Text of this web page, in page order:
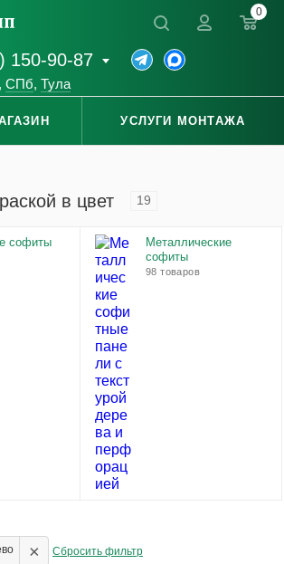
150-90-87
СПб, Тула
0
УСЛУГИ МОНТАЖА
в цвет 19
софиты
Металлические
софиты
98 товаров
× Сбросить фильтр